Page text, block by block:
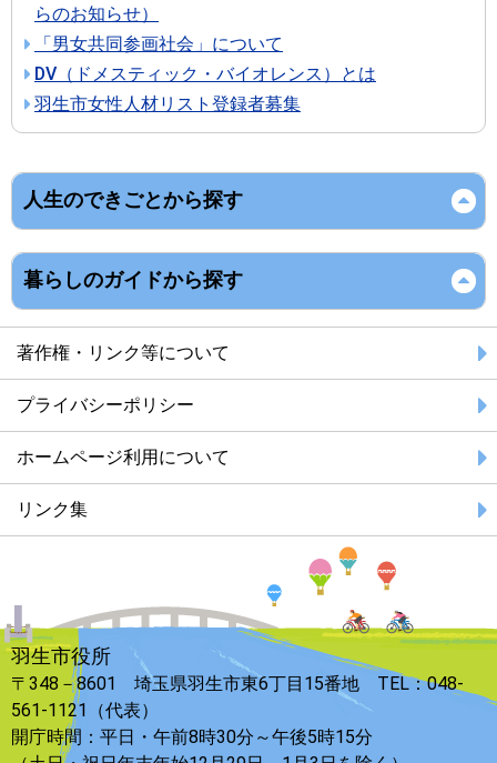
らのお知らせ）
「男女共同参画社会」について
DV（ドメスティック・バイオレンス）とは
羽生市女性人材リスト登録者募集
人生のできごとから探す
暮らしのガイドから探す
著作権・リンク等について
プライバシーポリシー
ホームページ利用について
リンク集
羽生市役所
〒348－8601 埼玉県羽生市東6丁目15番地 TEL：048-
561-1121（代表）
開庁時間：平日・午前8時30分～午後5時15分